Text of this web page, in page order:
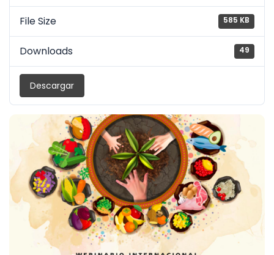
File Size 585 KB
Downloads 49
Descargar